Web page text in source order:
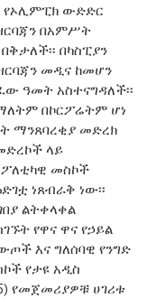
የኦሊምፒክ ውድድር
በአምሥት
በካስፒያን
መዲና ከመሆን
ዓመት አስተናግዳለች፡፡
በኮርፖሬትም ሆነ
ማንጸባረቂያ መድረክ
ላይ
መስኮች
ነጸብራቅ ነው፡፡
ልትቀላቀል
የዋና ዋና የኃይል
እና ግለሰባዊ የንግድ
የታዩ አዲስ
የመጀመሪያዎቹ ሀገሪቱ